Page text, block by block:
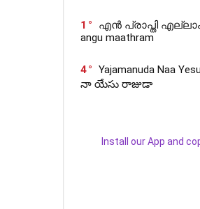
1
എൻ പ്രാപ്തി എല്ലാം
angu maathram
4
Yajamanuda Naa
నా యేసు రాజుడా
Install our App and